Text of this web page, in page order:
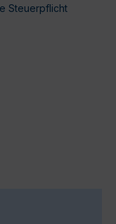
Steuerpflicht